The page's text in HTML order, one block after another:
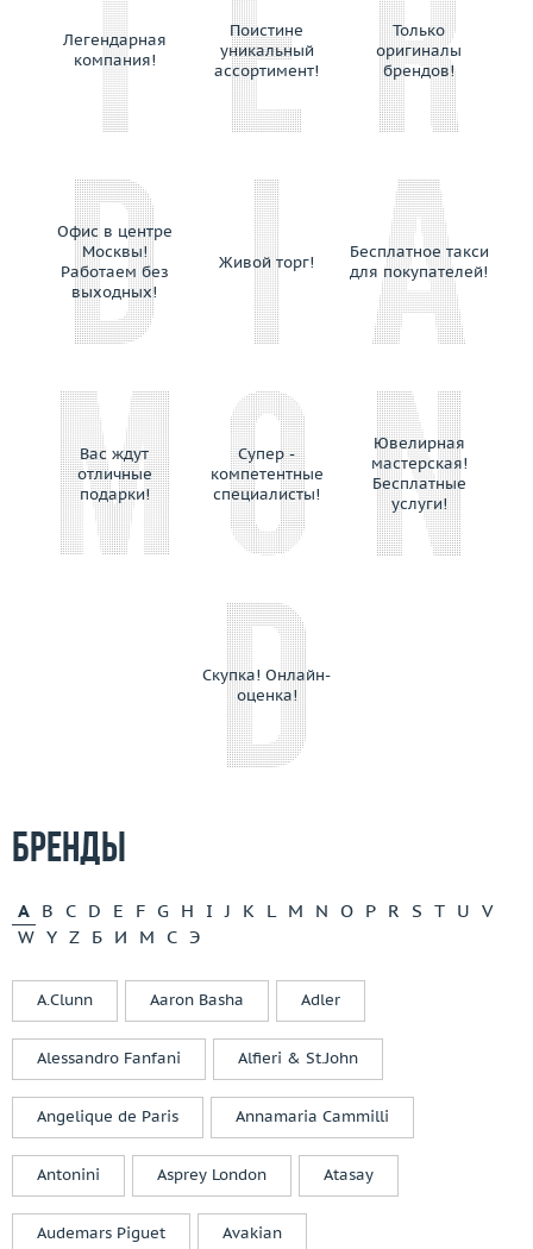
Легендарная
компания!
Поистине
уникальный
ассортимент!
Только
оригиналы
брендов!
Офис в центре
Москвы!
Работаем без
выходных!
Живой торг!
Бесплатное такси
для покупателей!
Вас ждут
отличные
подарки!
Супер -
компетентные
специалисты!
Ювелирная
мастерская!
Бесплатные
услуги!
Скупка! Онлайн-
оценка!
Бренды
A B C D E F G H I J K L M N O P R S T U V
W Y Z Б И М С Э
A.Clunn Aaron Basha Adler
Alessandro Fanfani Alfieri & St.John
Angelique de Paris Annamaria Cammilli
Antonini Asprey London Atasay
Audemars Piguet Avakian